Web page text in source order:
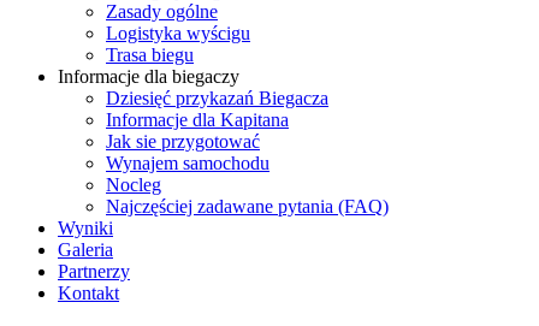
Zasady ogólne
Logistyka wyścigu
Trasa biegu
Informacje dla biegaczy
Dziesięć przykazań Biegacza
Informacje dla Kapitana
Jak sie przygotować
Wynajem samochodu
Nocleg
Najczęściej zadawane pytania (FAQ)
Wyniki
Galeria
Partnerzy
Kontakt